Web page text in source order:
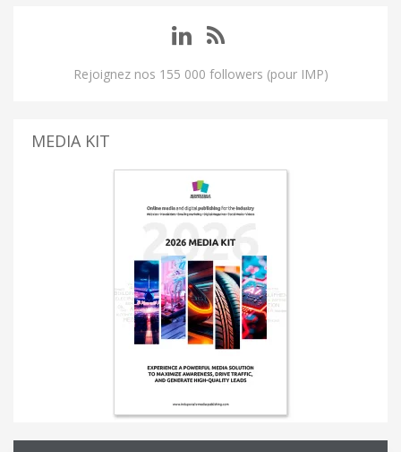
Rejoignez nos 155 000 followers (pour IMP)
MEDIA KIT